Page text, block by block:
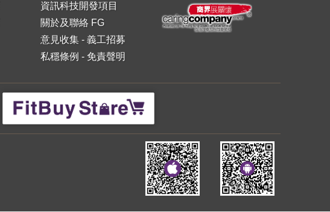
資訊科技開發項目
關於及聯絡 FG
意見收集- 義工招募
私穩條例 - 免責聲明